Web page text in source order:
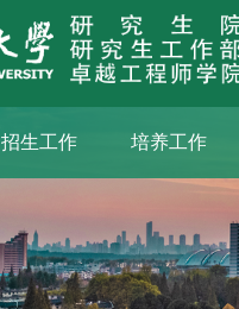
招生工作 培养工作